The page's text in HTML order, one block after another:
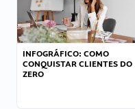
INFOGRÁFICO: COMO
CONQUISTAR CLIENTES DO
ZERO